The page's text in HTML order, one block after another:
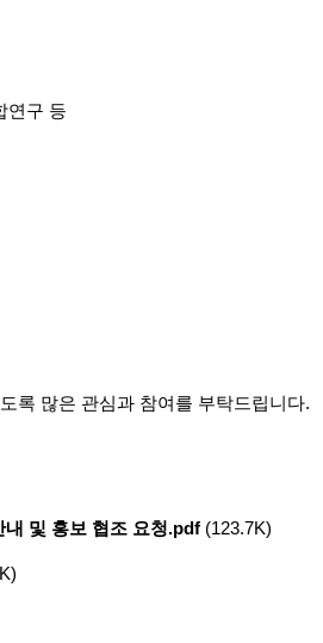
연구 등
록 많은 관심과 참여를 부탁드립니다.
내 및 홍보 협조 요청.pdf (123.7K)